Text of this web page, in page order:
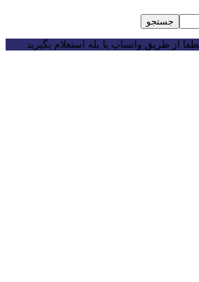
جستجو
از طریق واتساپ یا بله استعلام بگیرید